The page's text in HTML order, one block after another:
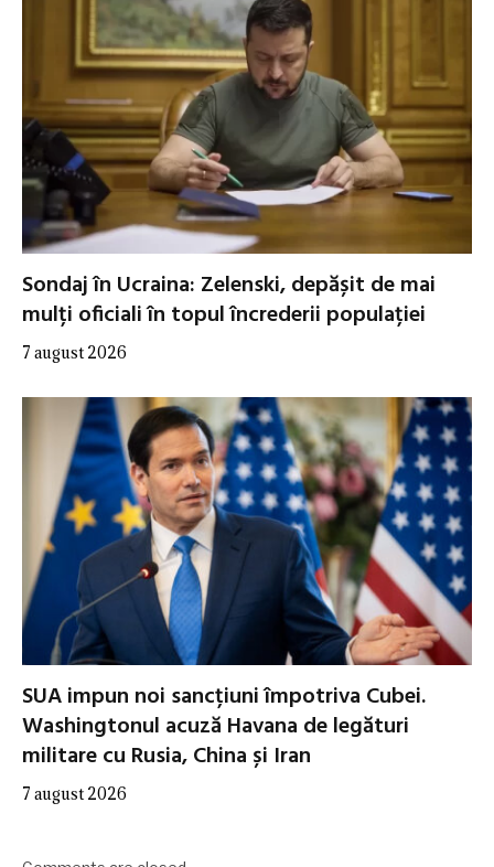
Sondaj în Ucraina: Zelenski, depășit de mai
mulți oficiali în topul încrederii populației
7 august 2026
SUA impun noi sancțiuni împotriva Cubei.
Washingtonul acuză Havana de legături
militare cu Rusia, China și Iran
7 august 2026